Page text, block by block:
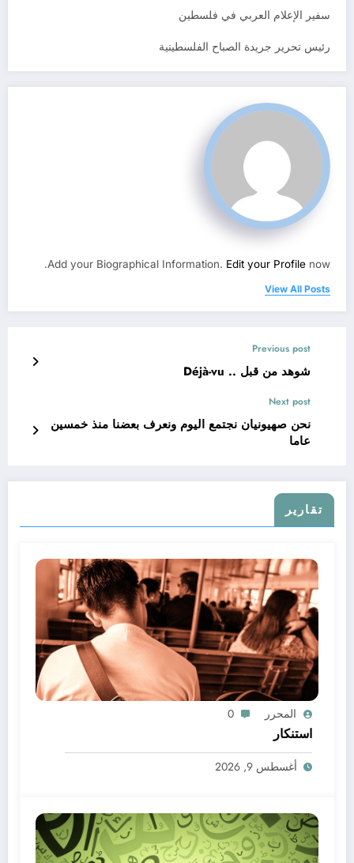
سفير الإعلام العربي في فلسطين
رئيس تحرير جريدة الصباح الفلسطينية
Add your Biographical Information. Edit your Profile now.
View All Posts
Previous post
شوهد من قبل .. Déjà-vu
Next post
نحن صهيونيان نجتمع اليوم ونعرف بعضنا منذ خمسين
عاما
تقارير
المحرر 0
استنكار
أغسطس 9, 2026